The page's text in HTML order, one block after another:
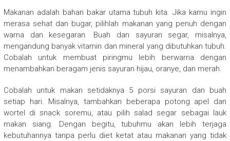
Makanan adalah bahan bakar utama tubuh kita. Jika kamu ingin
merasa sehat dan bugar, pilihlah makanan yang penuh dengan
warna dan kesegaran. Buah dan sayuran segar, misalnya,
mengandung banyak vitamin dan mineral yang dibutuhkan tubuh.
Cobalah untuk membuat piringmu lebih berwarna dengan
menambahkan beragam jenis sayuran hijau, oranye, dan merah.
Cobalah untuk makan setidaknya 5 porsi sayuran dan buah
setiap hari. Misalnya, tambahkan beberapa potong apel dan
wortel di snack soremu, atau pilih salad segar sebagai lauk
makan siang. Dengan begitu, tubuhmu akan lebih terjaga
kebutuhannya tanpa perlu diet ketat atau makanan yang tidak